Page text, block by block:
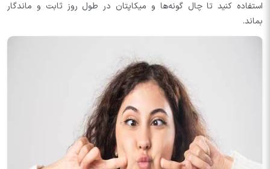
استفاده کنید تا چال گونه‌ها و میکاپتان در طول روز ثابت و ماندگار
بماند.